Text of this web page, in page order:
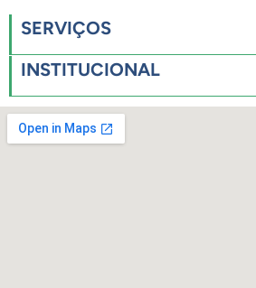
SERVIÇOS
INSTITUCIONAL